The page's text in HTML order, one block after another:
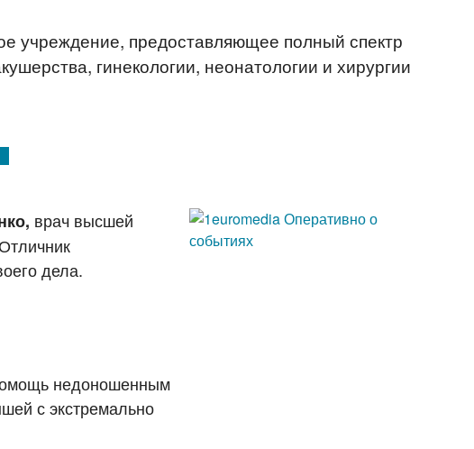
учреждение, предоставляющее полный спектр
гинекологии, неонатологии и хирургии
врач высшей
дела.
недоношенным
с экстремально